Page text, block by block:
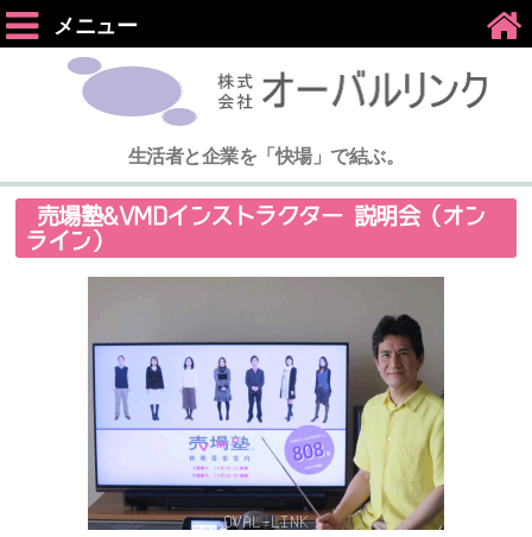
メニュー
生活者と企業を「快場」で結ぶ。
売場塾&VMDインストラクター 説明会（オン
ライン）